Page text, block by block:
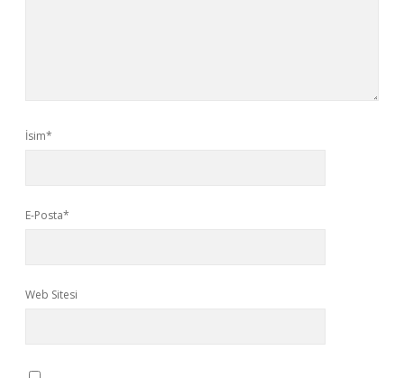
İsim*
E-Posta*
Web Sitesi